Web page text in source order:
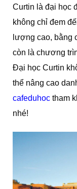
Curtin là đại học
không chỉ đem
lượng cao, bằng
còn là chương
Đại học Curtin
thể nâng cao
cafeduhoc tham
nhé!